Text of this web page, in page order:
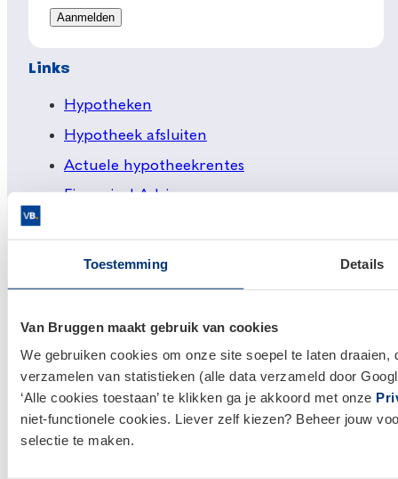
Toestemming Details
Van Bruggen maakt gebruik van cookies
We gebruiken cookies om onze site soepel te laten
verzamelen van statistieken (alle data verzameld door
‘Alle cookies toestaan’ te klikken ga je akkoord met onze
niet-functionele cookies. Liever zelf kiezen? Beheer jouw
selectie te maken.
Links
Hypotheken
Hypotheek afsluiten
Actuele hypotheekrentes
Financieel Advies
Makelaardij
Huis kopen
Klantenservice en contact
Bezoek eenvestiging bij jou in de buurt, of neem
contact met ons op.